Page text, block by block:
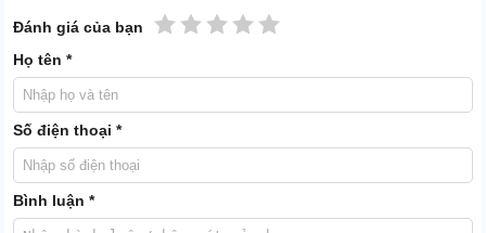
đảm bảo hiệu quả trên nhiều bề mặt.
Đánh giá của bạn 5 sao
4 sao
3 sao
2 sao
1 sao
Họ tên *
Số điện thoại *
Bình luận *